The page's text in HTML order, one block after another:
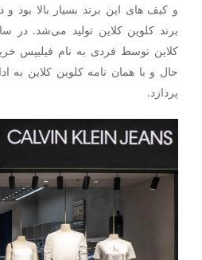
و کیف های این برند بسیار بالا بود
کلاین توسط فردی به نام فیلیپس
حال و با همان نامه کلوین کلاین به
پردازد.